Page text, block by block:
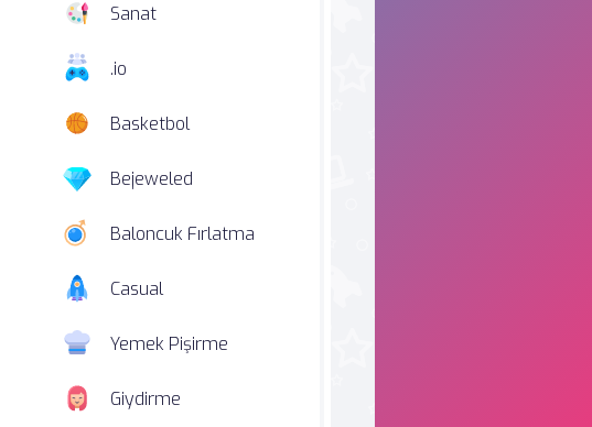
Sanat
.io
Basketbol
Bejeweled
Baloncuk Fırlatma
Casual
Yemek Pişirme
Giydirme